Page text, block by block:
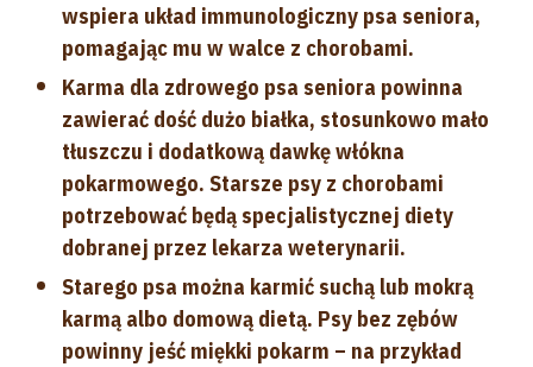
wspiera układ immunologiczny psa seniora,
pomagając mu w walce z chorobami.
Karma dla zdrowego psa seniora powinna
zawierać dość dużo białka, stosunkowo mało
tłuszczu i dodatkową dawkę włókna
pokarmowego. Starsze psy z chorobami
potrzebować będą specjalistycznej diety
dobranej przez lekarza weterynarii.
Starego psa można karmić suchą lub mokrą
karmą albo domową dietą. Psy bez zębów
powinny jeść miękki pokarm – na przykład